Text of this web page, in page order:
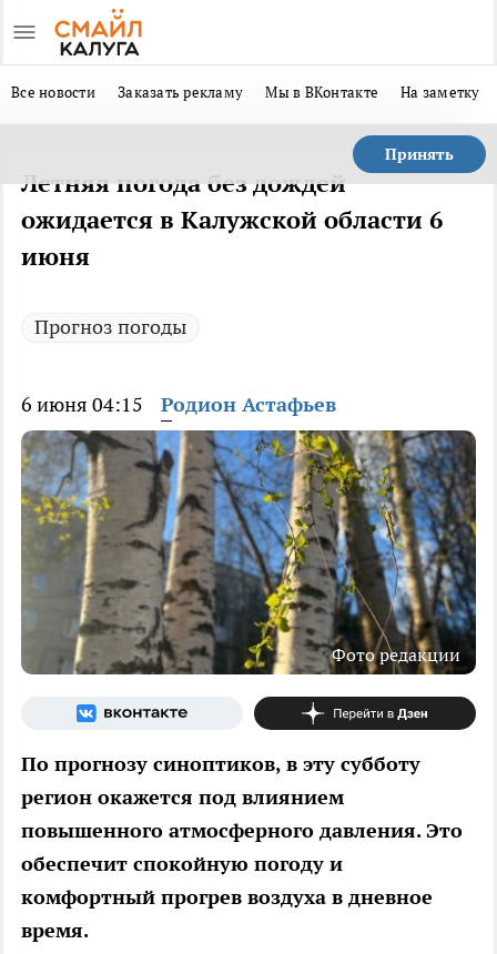
Все новости Заказать рекламу Мы в ВКонтакте На заметку
Принять
Летняя погода без дождей
ожидается в Калужской области 6
июня
Прогноз погоды
6 июня 04:15 Родион Астафьев
Фото редакции
По прогнозу синоптиков, в эту субботу
регион окажется под влиянием
повышенного атмосферного давления. Это
обеспечит спокойную погоду и
комфортный прогрев воздуха в дневное
время.